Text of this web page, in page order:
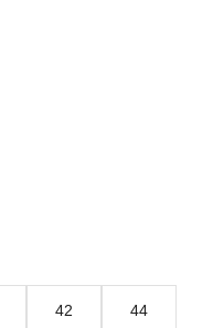
42 44